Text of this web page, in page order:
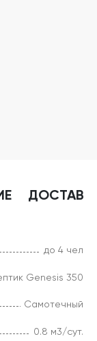
до 4 чел
Genesis 350
Самотечный
0.8 м3/сут.